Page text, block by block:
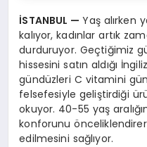
İSTANBUL —Yaş alırken
kalıyor, kadınlar artık
durduruyor. Geçtiğimiz
hissesini satın aldığı
gündüzleri C vitamini
felsefesiyle geliştirdiği
okuyor. 40-55 yaş
konforunu
edilmesini sağlıyor.